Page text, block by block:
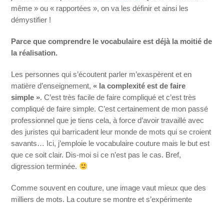
même » ou « rapportées », on va les définir et ainsi les
démystifier !
Parce que comprendre le vocabulaire est déjà la moitié de
la réalisation.
Les personnes qui s’écoutent parler m’exaspèrent et en
matière d’enseignement,« la complexité est de faire
simple ». C’est très facile de faire compliqué et c’est très
compliqué de faire simple. C’est certainement de mon passé
professionnel que je tiens cela, à force d’avoir travaillé avec
des juristes qui barricadent leur monde de mots qui se croient
savants… Ici, j’emploie le vocabulaire couture mais le but est
que ce soit clair. Dis-moi si ce n’est pas le cas. Bref,
digression terminée.
Comme souvent en couture, une image vaut mieux que des
milliers de mots. La couture se montre et s’expérimente